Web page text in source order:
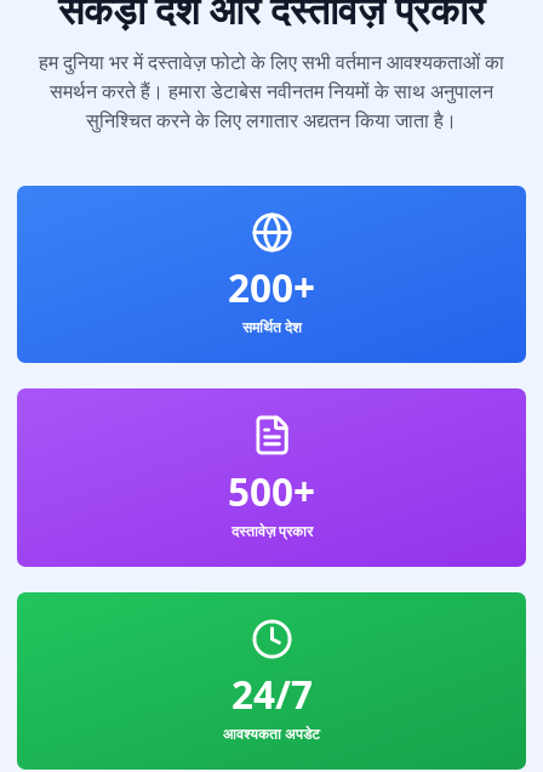
हम दुनिया भर में दस्तावेज़ फोटो के लिए सभी वर्तमान आवश्यकताओं का
समर्थन करते हैं। हमारा डेटाबेस नवीनतम नियमों के साथ अनुपालन
सुनिश्चित करने के लिए लगातार अद्यतन किया जाता है।
200+
समर्थित देश
500+
दस्तावेज़ प्रकार
24/7
आवश्यकता अपडेट